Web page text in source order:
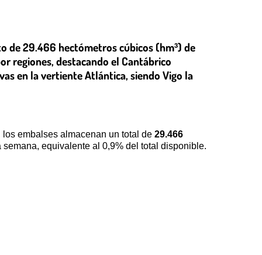
de 29.466 hectómetros cúbicos (hm³) de
regiones, destacando el Cantábrico
en la vertiente Atlántica, siendo Vigo la
embalses almacenan un total de 29.466
equivalente al 0,9% del total disponible.